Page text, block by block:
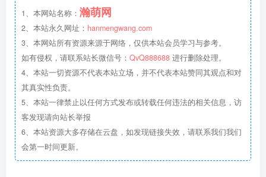
1、本网站名称： 瀚萌网
2、本站永久网址： hanmengwang.com
3、本网站所有资源来源于网络，仅供本站会员学习与参考。
如有侵权，请联系站长微信号： QvQ888688 进行删除处理。
4、本站一切资源不代表本站立场，并不代表本站赞同其观点和对
其真实性负责。
5、本站一律禁止以任何方式发布或转载任何违法的相关信息，访
客发现请向站长举报
6、本站资源大多存储在云盘，如发现链接失效，请联系我们我们
会第一时间更新。